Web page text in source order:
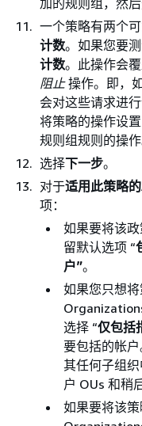
加的规则组，然
一个策略有两个可
计数。如果您要
计数。此操作会
阻止操作。即，
会对这些请求进
将策略的操作设
规则组规则的操
选择下一步。
对于适用此策略
项：
如果要将该
留默认选项 “
户”。
如果您只想
选择 “仅包括
要包括的帐
其任何子组
户 OUs 和稍
如果要将该